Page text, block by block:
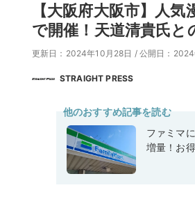
【大阪府大阪市】人
で開催！天道清貴氏と
更新日：2024年10月28日 / 公開日：
STRAIGHT PRESS
他のおすすめ記事を読む
ファミマ
増量！お